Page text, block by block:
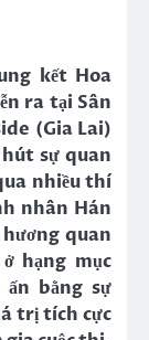
kết Hoa
ra tại Sân
(Gia Lai)
sự quan
nhiều thí
nhân Hán
quan
hạng mục
bằng sự
trị tích cực